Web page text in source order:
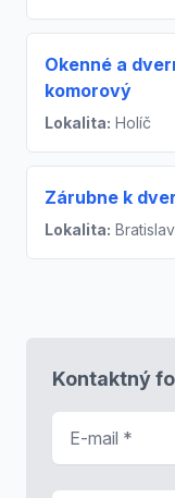
Okenné a
komorový
Lokalita: Holíč
Zárubne k
Lokalita:
Kontaktný